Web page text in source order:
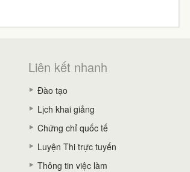
Liên kết nhanh
Đào tạo
Lịch khai giảng
Chứng chỉ quốc tế
Luyện Thi trực tuyến
Thông tin việc làm